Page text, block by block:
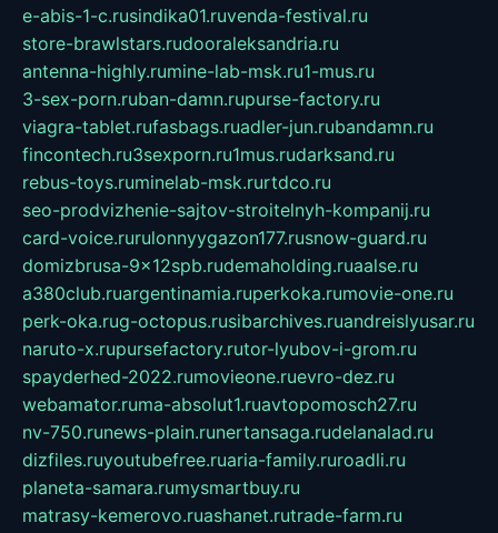
e-abis-1-c.rusindika01.ruvenda-festival.ru
store-brawlstars.rudooraleksandria.ru
antenna-highly.rumine-lab-msk.ru1-mus.ru
3-sex-porn.ruban-damn.rupurse-factory.ru
viagra-tablet.rufasbags.ruadler-jun.rubandamn.ru
fincontech.ru3sexporn.ru1mus.rudarksand.ru
rebus-toys.ruminelab-msk.rurtdco.ru
seo-prodvizhenie-sajtov-stroitelnyh-kompanij.ru
card-voice.rurulonnyygazon177.rusnow-guard.ru
domizbrusa-9x12spb.rudemaholding.ruaalse.ru
a380club.ruargentinamia.ruperkoka.rumovie-one.ru
perk-oka.rug-octopus.rusibarchives.ruandreislyusar.ru
naruto-x.rupursefactory.rutor-lyubov-i-grom.ru
spayderhed-2022.rumovieone.ruevro-dez.ru
webamator.ruma-absolut1.ruavtopomosch27.ru
nv-750.runews-plain.runertansaga.rudelanalad.ru
dizfiles.ruyoutubefree.ruaria-family.ruroadli.ru
planeta-samara.rumysmartbuy.ru
matrasy-kemerovo.ruashanet.rutrade-farm.ru